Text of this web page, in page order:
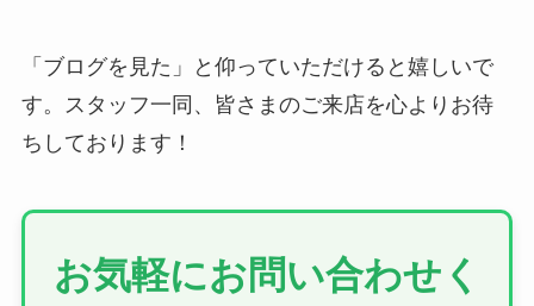
「ブログを見た」と仰っていただけると嬉しいで
す。スタッフ一同、皆さまのご来店を心よりお待
ちしております！
お気軽にお問い合わせく